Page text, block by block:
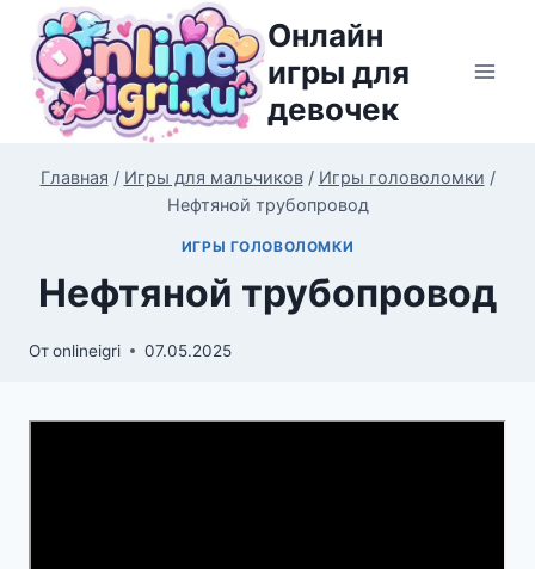
Перейти
содержимому
Онлайн
игры для
девочек
Главная / Игры для мальчиков / Игры головоломки /
Нефтяной трубопровод
ИГРЫ ГОЛОВОЛОМКИ
Нефтяной трубопровод
Отonlineigri 07.05.2025